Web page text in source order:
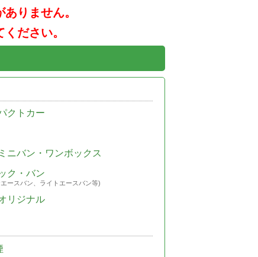
りません。
ださい。
クトカー
ニバン・ワンボックス
ク・バン
ースバン、ライトエースバン等)
リジナル